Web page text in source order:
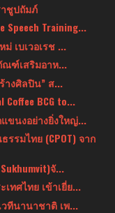
ชูปถัมภ์
Speech Training...
เบเวอเรช ...
ณฑ์เสริมอาห...
างศิลปิน” ส...
BCG to...
ขนงอย่างยิ่งใหญ่...
รมไทย (CPOT) จาก
Sukhumvit)จั...
ทศไทย เข้าเยี่ย...
ทีนานาชาติ เพ...